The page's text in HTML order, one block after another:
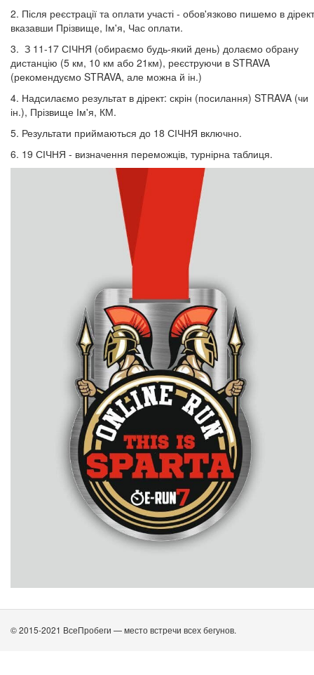
2. Після реєстрації та оплати участі - обов'язково пишемо в
вказавши Прізвище, Ім'я, Час оплати.
3. З 11-17 СІЧНЯ (обираємо будь-який день) долаємо обрану
дистанцію (5 км, 10 км або 21км), реєструючи в STRAVA
(рекомендуємо STRAVA, але можна й ін.)
4. Надсилаємо результат в дірект: скрін (посилання) STRAVA (чи
ін.), Прізвище Ім'я, КМ.
5. Результати приймаються до 18 СІЧНЯ включно.
6. 19 СІЧНЯ - визначення переможців, турнірна таблиця.
© 2015-2021 ВсеПробеги — место встречи всех бегунов.